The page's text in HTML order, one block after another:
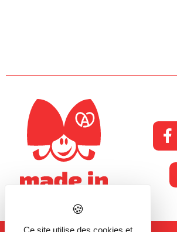
Ce site utilise des cookies et